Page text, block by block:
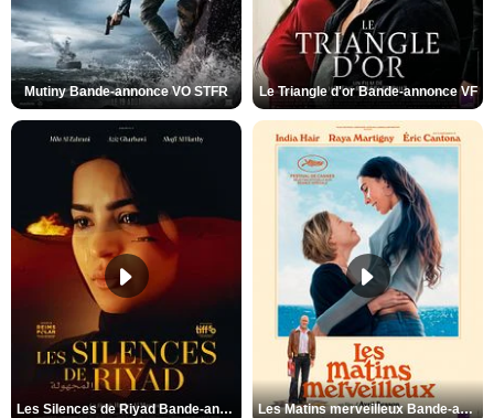
Mutiny Bande-annonce VO STFR Le Triangle d'or Bande-annonce VF
Les Silences de Riyad Bande-annonce VO STFR Les Matins merveilleux Bande-annonce VF